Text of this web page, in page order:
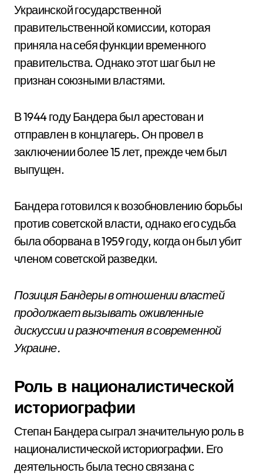
Украинской государственной
правительственной комиссии, которая
приняла на себя функции временного
правительства. Однако этот шаг был не
признан союзными властями.
В 1944 году Бандера был арестован и
отправлен в концлагерь. Он провел в
заключении более 15 лет, прежде чем был
выпущен.
Бандера готовился к возобновлению борьбы
против советской власти, однако его судьба
была оборвана в 1959 году, когда он был убит
членом советской разведки.
Позиция Бандеры в отношении властей
продолжает вызывать оживленные
дискуссии и разночтения в современной
Украине.
Роль в националистической
историографии
Степан Бандера сыграл значительную роль в
националистической историографии. Его
деятельность была тесно связана с